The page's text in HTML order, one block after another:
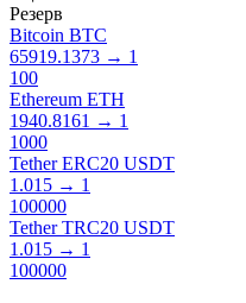
Резерв
Bitcoin BTC
65919.1373 → 1
100
Ethereum ETH
1940.8161 → 1
1000
Tether ERC20 USDT
1.015 → 1
100000
Tether TRC20 USDT
1.015 → 1
100000